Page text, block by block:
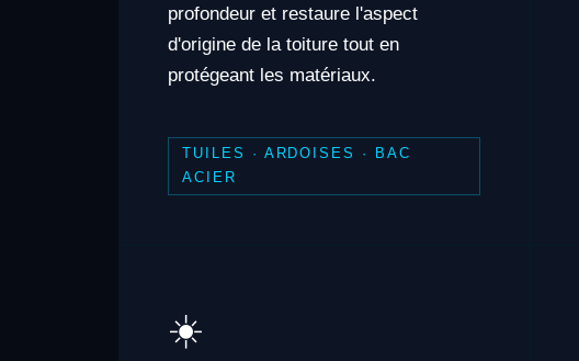
profondeur et restaure l'aspect
d'origine de la toiture tout en
protégeant les matériaux.
TUILES · ARDOISES · BAC
ACIER
☀️